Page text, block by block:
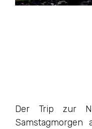
Der Trip zur
Samstagmorgen